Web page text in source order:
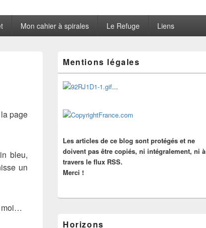
Mon cahier à spirales Le Refuge Liens
page
bleu,
un
moi…
principale
de
widget
pour
barre
latérale
Mentions légales
...
Les articles de ce blog sont protégés et ne
doivent pas être copiés, ni intégralement, ni à
travers le flux RSS.
Merci !
Horizons